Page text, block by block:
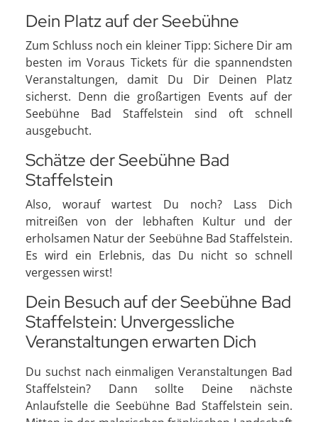
Dein Platz auf der Seebühne
Zum Schluss noch ein kleiner Tipp: Sichere Dir am
besten im Voraus Tickets für die spannendsten
Veranstaltungen, damit Du Dir Deinen Platz
sicherst. Denn die großartigen Events auf der
Seebühne Bad Staffelstein sind oft schnell
ausgebucht.
Schätze der Seebühne Bad
Staffelstein
Also, worauf wartest Du noch? Lass Dich
mitreißen von der lebhaften Kultur und der
erholsamen Natur der Seebühne Bad Staffelstein.
Es wird ein Erlebnis, das Du nicht so schnell
vergessen wirst!
Dein Besuch auf der Seebühne Bad
Staffelstein: Unvergessliche
Veranstaltungen erwarten Dich
Du suchst nach einmaligen Veranstaltungen Bad
Staffelstein? Dann sollte Deine nächste
Anlaufstelle die Seebühne Bad Staffelstein sein.